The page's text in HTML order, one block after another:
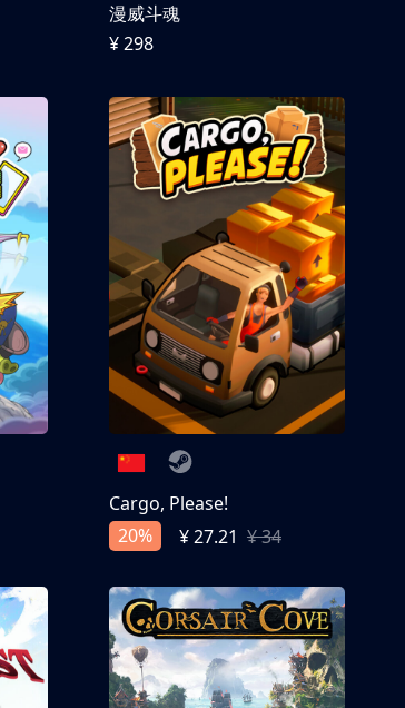
漫威斗魂
¥ 298
Cargo, Please!
20%
¥ 27.21 ¥ 34